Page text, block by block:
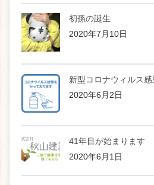
初孫の誕生
2020年7月10日
新型コロナウィルス
2020年6月2日
41年目が始まります
2020年6月1日